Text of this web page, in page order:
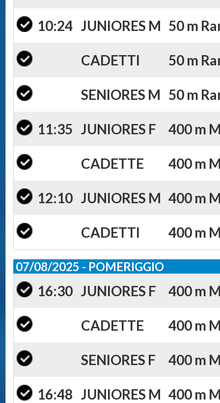
10:24 JUNIORES M 50 m
CADETTI 50 m
SENIORES M 50 m
11:35 JUNIORES F 400 m
CADETTE 400 m
12:10 JUNIORES M 400 m
CADETTI 400 m
07/08/2025 - POMERIGGIO
16:30 JUNIORES F 400 m
CADETTE 400 m
SENIORES F 400 m
16:48 JUNIORES M 400 m